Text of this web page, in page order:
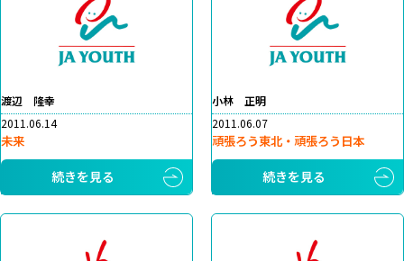
渡辺 隆幸
2011.06.14
未来
続きを見る
小林 正明
2011.06.07
頑張ろう東北・頑張ろう日本
続きを見る